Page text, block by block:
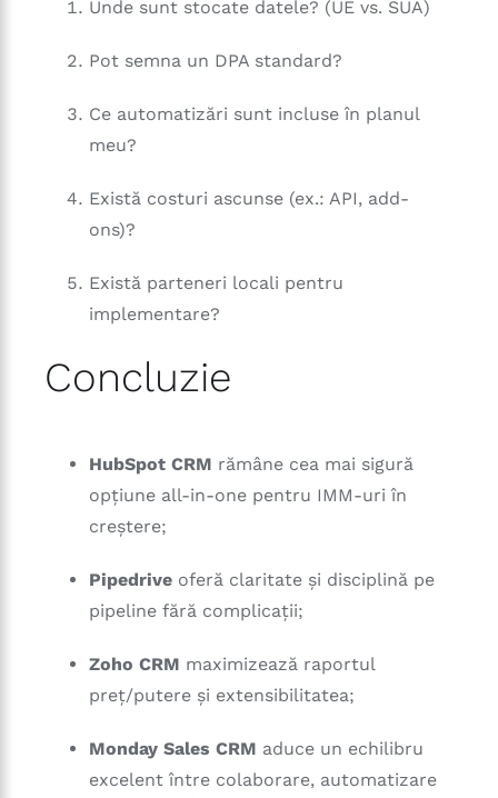
Unde sunt stocate datele? (UE vs. SUA)
Pot semna un DPA standard?
Ce automatizări sunt incluse în planul
meu?
Există costuri ascunse (ex.: API, add-
ons)?
Există parteneri locali pentru
implementare?
Concluzie
HubSpot CRM rămâne cea mai sigură
opțiune all-in-one pentru IMM-uri în
creștere;
Pipedrive oferă claritate și disciplină pe
pipeline fără complicații;
Zoho CRM maximizează raportul
preț/putere și extensibilitatea;
Monday Sales CRM aduce un echilibru
excelent între colaborare, automatizare